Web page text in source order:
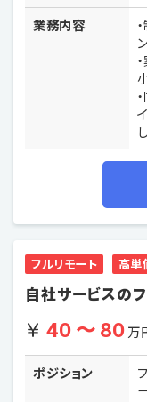
業務内容
フルリモート 高単
自社サービスの
40 〜 80万
ポジション